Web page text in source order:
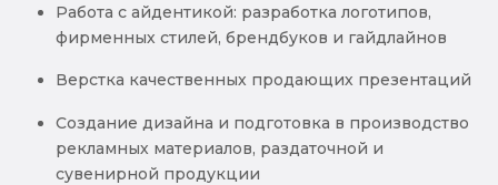
Работа с айдентикой: разработка логотипов,
фирменных стилей, брендбуков и гайдлайнов
Верстка качественных продающих презентаций
Создание дизайна и подготовка в производство
рекламных материалов, раздаточной и
сувенирной продукции